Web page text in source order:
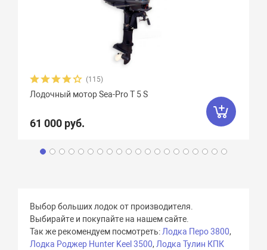
(115)
Лодочный мотор Sea-Pro Т 5 S
61 000 руб.
Выбор больших лодок от производителя.
Выбирайте и покупайте на нашем сайте.
Так же рекомендуем посмотреть: Лодка Перо 3800,
Лодка Роджер Hunter Keel 3500, Лодка Тулин КПК